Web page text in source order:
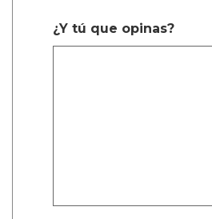
¿Y tú que opinas?